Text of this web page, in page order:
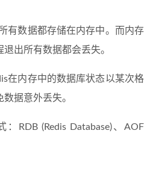
有数据都存储在内存中。而内存
出所有数据都会丢失。
在内存中的数据库状态以某次格
据意外丢失。
：RDB (Redis Database)、AOF